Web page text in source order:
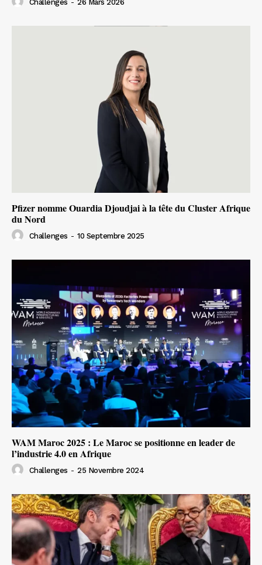
Challenges - 26 Mars 2026
Pfizer nomme Ouardia Djoudjai à la tête du Cluster Afrique
du Nord
Challenges - 10 Septembre 2025
WAM Maroc 2025 : Le Maroc se positionne en leader de
l’industrie 4.0 en Afrique
Challenges - 25 Novembre 2024